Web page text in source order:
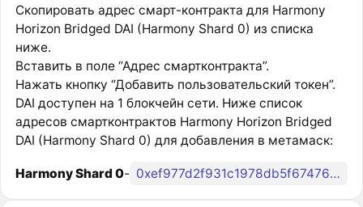
Скопировать адрес смарт-контракта для Harmony
Horizon Bridged DAI (Harmony Shard 0) из списка
ниже.
Вставить в поле “Адрес смартконтракта”.
Нажать кнопку “Добавить пользовательский токен”.
DAI доступен на 1 блокчейн сети. Ниже список
адресов смартконтрактов Harmony Horizon Bridged
DAI (Harmony Shard 0) для добавления в метамаск:
Harmony Shard 0- 0xef977d2f931c1978db5f6747666fa1eacb0d0339